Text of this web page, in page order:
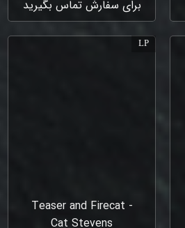
برای سفارش تماس بگیرید
Teaser and Firecat -
Cat Stevens
LP